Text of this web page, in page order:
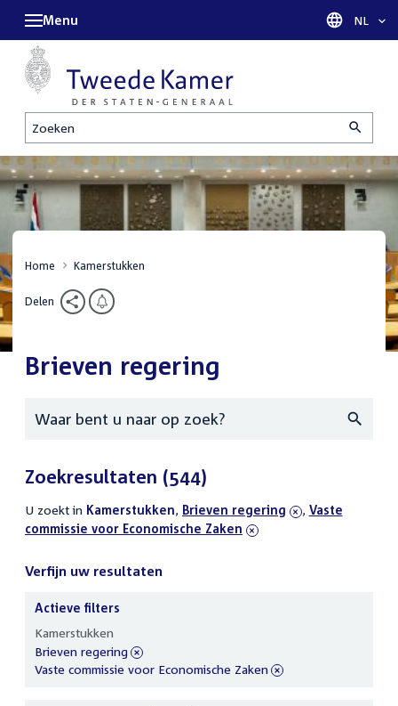
Zoeken
Menu Taal
NL
Home Kamerstukken
Delen
Brieven regering
Zoeken
Zoekresultaten (544)
U zoekt in actieve
filters
Kamerstukken, verwijder
filter
Brieven regering , verwijder
Vaste
commissie voor Economische Zaken
Verfijn uw resultaten
uw
resultaten
Actieve filters
Kamerstukken
verwijder
filter
Brieven regering
verwijder
Vaste commissie voor Economische Zaken